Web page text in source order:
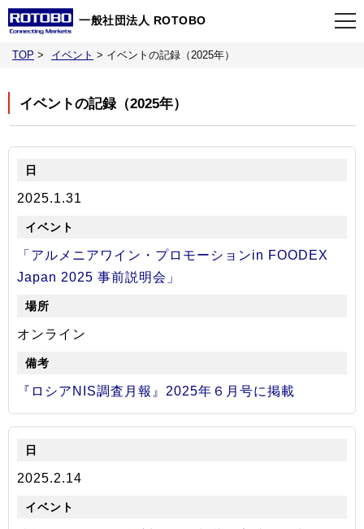
一般社団法人 ROTOBO
当会について
イベント
事業案内
情報館
TOP > イベント > イベントの記録（2025年）
イベントの記録（2025年）
2025.1.31
「アルメニアワイン・プロモーションin FOODEX
Japan 2025 事前説明会」
オンライン
『ロシアNIS調査月報』2025年６月号に掲載
2025.2.14